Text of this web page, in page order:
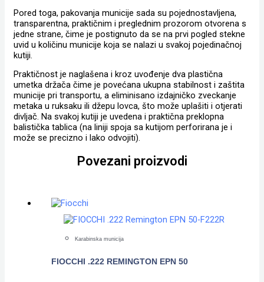
Pored toga, pakovanja municije sada su pojednostavljena,
transparentna, praktičnim i preglednim prozorom otvorena s
jedne strane, čime je postignuto da se na prvi pogled stekne
uvid u količinu municije koja se nalazi u svakoj pojedinačnoj
kutiji.
Praktičnost je naglašena i kroz uvođenje dva plastična
umetka držača čime je povećana ukupna stabilnost i zaštita
municije pri transportu, a eliminisano izdajničko zveckanje
metaka u ruksaku ili džepu lovca, što može uplašiti i otjerati
divljač. Na svakoj kutiji je uvedena i praktična preklopna
balistička tablica (na liniji spoja sa kutijom perforirana je i
može se precizno i lako odvojiti).
Povezani proizvodi
Karabinska municija
FIOCCHI .222 REMINGTON EPN 50